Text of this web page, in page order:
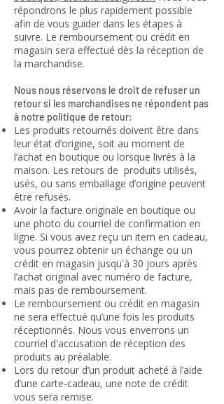
répondrons le plus rapidement possible
afin de vous guider dans les étapes à
suivre. Le remboursement ou crédit en
magasin sera effectué dès la réception de
la marchandise.
Nous nous réservons le droit de refuser un
retour si les marchandises ne répondent pas
à notre politique de retour;
Les produits retournés doivent être dans
leur état d’origine, soit au moment de
l’achat en boutique ou lorsque livrés à la
maison. Les retours de produits utilisés,
usés, ou sans emballage d’origine peuvent
être refusés.
Avoir la facture originale en boutique ou
une photo du courriel de confirmation en
ligne. Si vous avez reçu un item en cadeau,
vous pourrez obtenir un échange ou un
crédit en magasin jusqu'à 30 jours après
l’achat original avec numéro de facture,
mais pas de remboursement.
Le remboursement ou crédit en magasin
ne sera effectué qu’une fois les produits
réceptionnés. Nous vous enverrons un
courriel d'accusation de réception des
produits au préalable.
Lors du retour d’un produit acheté à l’aide
d’une carte-cadeau, une note de crédit
vous sera remise.